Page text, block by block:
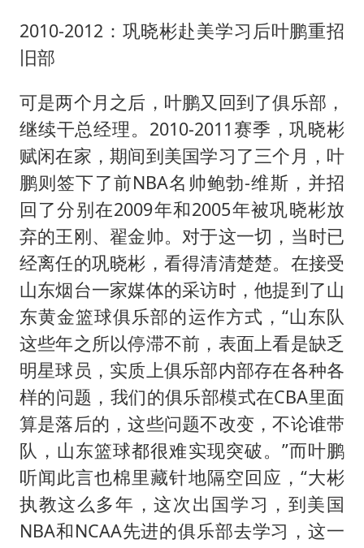
2010-2012：巩晓彬赴美学习后叶鹏重招
旧部
可是两个月之后，叶鹏又回到了俱乐部，
继续干总经理。2010-2011赛季，巩晓彬
赋闲在家，期间到美国学习了三个月，叶
鹏则签下了前NBA名帅鲍勃-维斯，并招
回了分别在2009年和2005年被巩晓彬放
弃的王刚、翟金帅。对于这一切，当时已
经离任的巩晓彬，看得清清楚楚。在接受
山东烟台一家媒体的采访时，他提到了山
东黄金篮球俱乐部的运作方式，“山东队
这些年之所以停滞不前，表面上看是缺乏
明星球员，实质上俱乐部内部存在各种各
样的问题，我们的俱乐部模式在CBA里面
算是落后的，这些问题不改变，不论谁带
队，山东篮球都很难实现突破。”而叶鹏
听闻此言也棉里藏针地隔空回应，“大彬
执教这么多年，这次出国学习，到美国
NBA和NCAA先进的俱乐部去学习，这一